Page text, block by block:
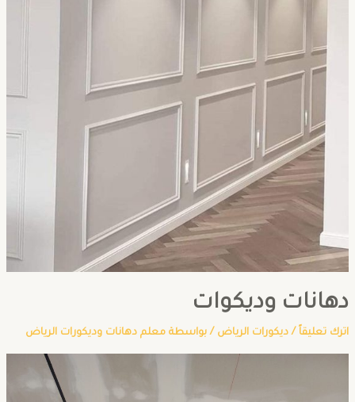
دهانات وديكوات
اترك تعليقاً / ديكورات الرياض / بواسطة معلم دهانات وديكورات الرياض